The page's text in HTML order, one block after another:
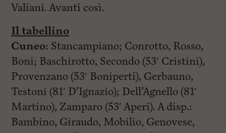
Valiani. Avanti così.
Il tabellino
Cuneo: Stancampiano; Conrotto, Rosso,
Boni; Baschirotto, Secondo (53′ Cristini),
Provenzano (53′ Boniperti), Gerbauno,
Testoni (81′ D’Ignazio); Dell’Agnello (81′
Martino), Zamparo (53′ Aperi). A disp.:
Bambino, Giraudo, Mobilio, Genovese,